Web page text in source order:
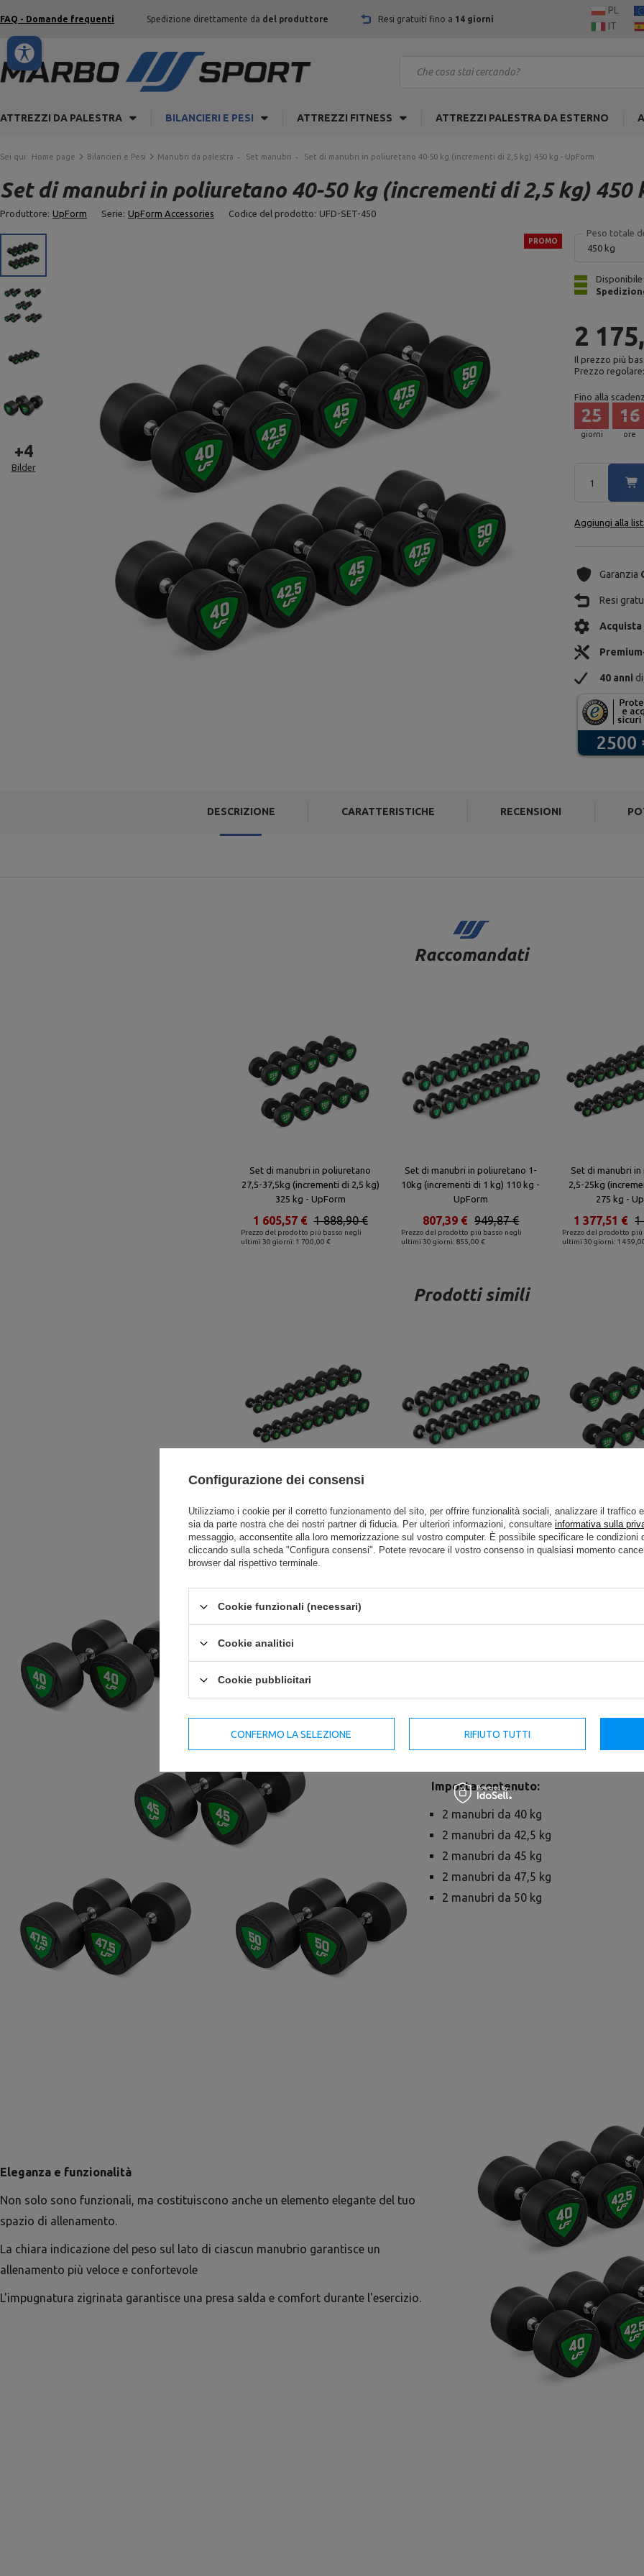
FAQ - Domande frequenti Spedizione direttamente da del produttore Resi gratuiti fino a 14 giorni
PL
IT
ATTREZZI DA PALESTRA BILANCIERI E PESI ATTREZZI FITNESS ATTREZZI PALESTRA DA ESTERNO
Sei qui: Home page Bilancieri e Pesi Manubri da palestra Set manubri Set di manubri in poliuretano 40-50 kg (incrementi di 2,5 kg) 450 kg - UpForm
Set di manubri in poliuretano 40-50 kg (incrementi di 2,5 kg) 450
Produttore: UpForm Serie: UpForm Accessories Codice del prodotto: UFD-SET-450
+4
Bilder
PROMO
Peso totale
450 kg
2
Il prezzo più
Prezzo regolare:
Fino alla
giorni
25
ore
16
Aggiungi alla
Garanzia
Resi
40 anni
DESCRIZIONE CARATTERISTICHE RECENSIONI
Raccomandati
Set di manubri in poliuretano
27,5-37,5kg (incrementi di 2,5 kg)
325 kg - UpForm
Prezzo del prodotto più basso negli
ultimi 30 giorni: 1 700,00 €
1 888,90 €
1 605,57 €
Set di manubri in poliuretano 1-
10kg (incrementi di 1 kg) 110 kg -
UpForm
Prezzo del prodotto più basso negli
ultimi 30 giorni: 855,00 €
949,87 €
807,39 €
Set di manubri
2,5-25kg
275 kg -
Prezzo del prodotto più
ultimi 30 giorni: 1
1
1 377,51 €
Prodotti simili
2,5-25kg (incrementi di 2,5 kg)
275 kg - UpForm
1 620,60 €
1 377,51 €
10kg (incrementi di 1 kg) 110 kg -
UpForm
949,87 €
807,39 €
27,5-37,5kg
325 kg -
1
1 605,57 €
Il set UpForm di manubri fissi in
l'allenamento della forza. Realizzati in
manubri sono durevoli, resistenti ai
Imposta contenuto:
2 manubri da 40 kg
2 manubri da 42,5 kg
2 manubri da 45 kg
2 manubri da 47,5 kg
2 manubri da 50 kg
Eleganza e funzionalità
Non solo sono funzionali, ma costituiscono anche un elemento elegante del tuo
spazio di allenamento.
La chiara indicazione del peso sul lato di ciascun manubrio garantisce un
allenamento più veloce e confortevole
L'impugnatura zigrinata garantisce una presa salda e comfort durante l'esercizio.
Configurazione dei consensi
Utilizziamo i cookie per il corretto funzionamento del sito, per offrire funzionalità sociali, analizzare il traffico
sia da parte nostra che dei nostri partner di fiducia. Per ulteriori informazioni, consultare informativa sulla
messaggio, acconsentite alla loro memorizzazione sul vostro computer. È possibile specificare le condizioni
cliccando sulla scheda "Configura consensi". Potete revocare il vostro consenso in qualsiasi momento
browser dal rispettivo terminale.
Cookie funzionali (necessari)
Cookie analitici
Cookie pubblicitari
CONFERMO LA SELEZIONE RIFIUTO TUTTI